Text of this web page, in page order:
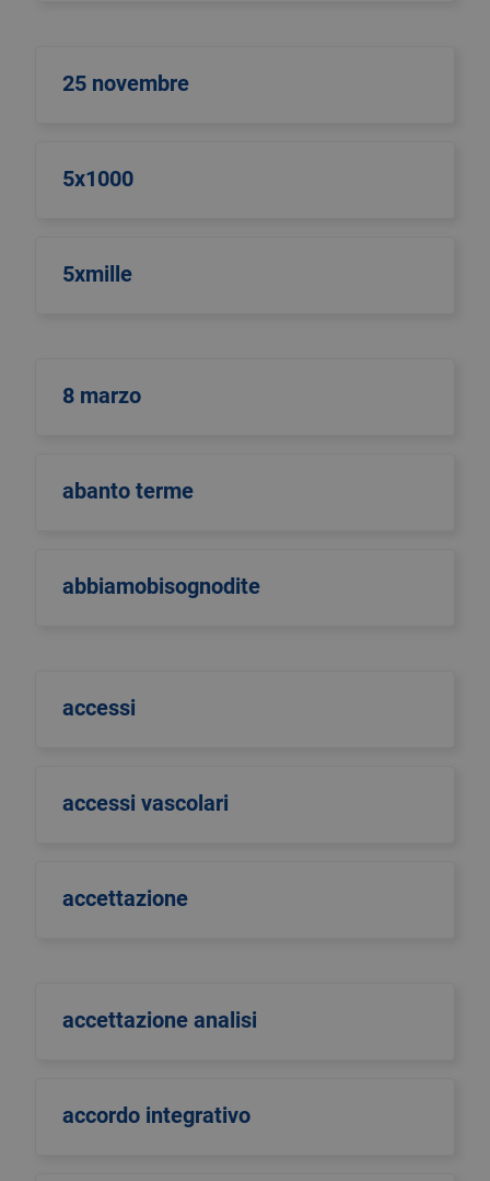
25 novembre
5x1000
5xmille
8 marzo
abanto terme
abbiamobisognodite
accessi
accessi vascolari
accettazione
accettazione analisi
accordo integrativo